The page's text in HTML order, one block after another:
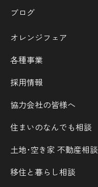
ブログ
オレンジフェア
各種事業
採用情報
協力会社の皆様へ
住まいのなんでも相談
土地･空き家 不動産相談
移住と暮らし相談